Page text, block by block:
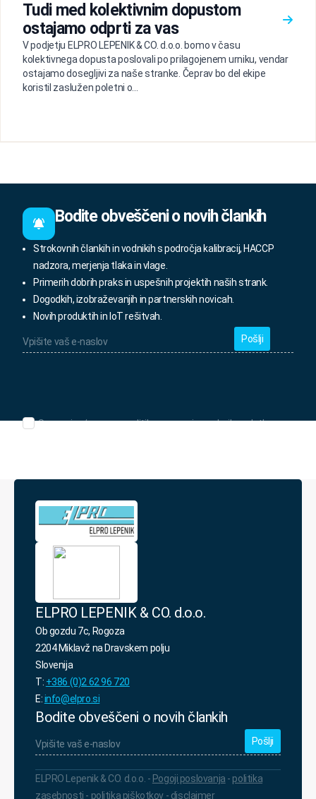
Tudi med kolektivnim dopustom
ostajamo odprti za vas
V podjetju ELPRO LEPENIK & CO. d.o.o. bomo v času
kolektivnega dopusta poslovali po prilagojenem urniku, vendar
ostajamo dosegljivi za naše stranke. Čeprav bo del ekipe
koristil zaslužen poletni o...
Bodite obveščeni o novih člankih
Strokovnih člankih in vodnikih s področja kalibracij, HACCP
nadzora, merjenja tlaka in vlage.
Primerih dobrih praks in uspešnih projektih naših strank.
Dogodkih, izobraževanjih in partnerskih novicah.
Novih produktih in IoT rešitvah.
vaš
e-
Seznanjen/-
politiko
varovanja
osebnih
Seznanjen/-a sem s politiko varovanja osebnih podatkov.
ELPRO LEPENIK & CO. d.o.o.
Ob gozdu 7c, Rogoza
2204 Miklavž na Dravskem polju
Slovenija
T: +386 (0)2 62 96 720
E:info@elpro.si
Bodite obveščeni o novih člankih
vaš
e-
*
ELPRO Lepenik & CO. d.o.o. - Pogoji poslovanja - politika
zasebnosti - politika piškotkov - disclaimer